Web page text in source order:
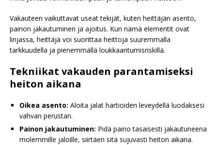
Vakauteen vaikuttavat useat tekijät, kuten heittäjän asento,
painon jakautuminen ja ajoitus. Kun nämä elementit ovat
linjassa, heittäjä voi suorittaa heittoja suuremmalla
tarkkuudella ja pienemmällä loukkaantumisriskillä.
Tekniikat vakauden parantamiseksi
heiton aikana
Oikea asento: Aloita jalat hartioiden leveydellä luodaksesi
vahvan perustan.
Painon jakautuminen: Pidä paino tasaisesti jakautuneena
molemmille jaloille, siirtäen sitä sujuvasti heiton aikana.